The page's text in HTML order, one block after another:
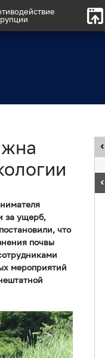
за ущерб,
что
почвы
мероприятий